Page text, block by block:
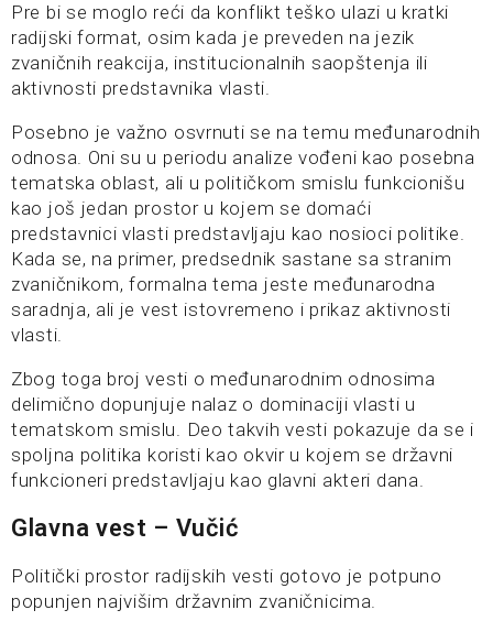
Pre bi se moglo reći da konflikt teško ulazi u kratki
radijski format, osim kada je preveden na jezik
zvaničnih reakcija, institucionalnih saopštenja ili
aktivnosti predstavnika vlasti.
Posebno je važno osvrnuti se na temu međunarodnih
odnosa. Oni su u periodu analize vođeni kao posebna
tematska oblast, ali u političkom smislu funkcionišu
kao još jedan prostor u kojem se domaći
predstavnici vlasti predstavljaju kao nosioci politike.
Kada se, na primer, predsednik sastane sa stranim
zvaničnikom, formalna tema jeste međunarodna
saradnja, ali je vest istovremeno i prikaz aktivnosti
vlasti.
Zbog toga broj vesti o međunarodnim odnosima
delimično dopunjuje nalaz o dominaciji vlasti u
tematskom smislu. Deo takvih vesti pokazuje da se i
spoljna politika koristi kao okvir u kojem se državni
funkcioneri predstavljaju kao glavni akteri dana.
Glavna vest – Vučić
Politički prostor radijskih vesti gotovo je potpuno
popunjen najvišim državnim zvaničnicima.